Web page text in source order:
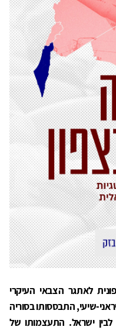
לאתגר הצבאי העיקרי
שיעי, התבססותו בסוריה
לבין ישראל. התעצמותו של